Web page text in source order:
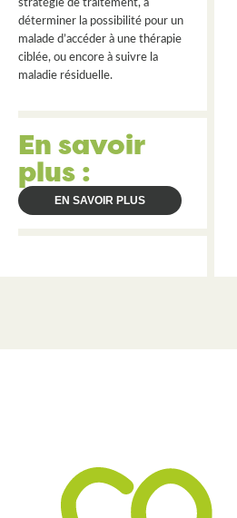
stratégie de traitement, à
déterminer la possibilité pour un
malade d’accéder à une thérapie
ciblée, ou encore à suivre la
maladie résiduelle.
En savoir
plus :
EN SAVOIR PLUS